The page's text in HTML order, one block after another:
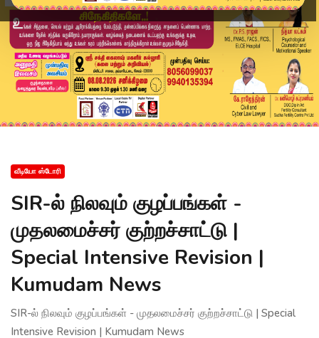
வீடியோ ஸ்டோரி
SIR-ல் நிலவும் குழப்பங்கள் -
முதலமைச்சர் குற்றச்சாட்டு |
Special Intensive Revision |
Kumudam News
SIR-ல் நிலவும் குழப்பங்கள் - முதலமைச்சர் குற்றச்சாட்டு | Special
Intensive Revision | Kumudam News